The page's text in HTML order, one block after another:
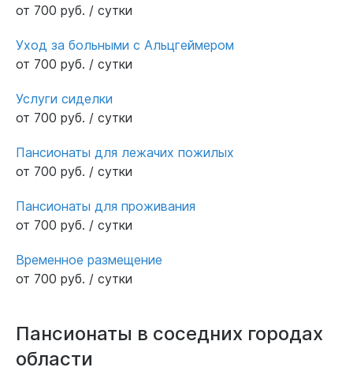
от 700 руб. / сутки
Уход за больными с Альцгеймером
от 700 руб. / сутки
Услуги сиделки
от 700 руб. / сутки
Пансионаты для лежачих пожилых
от 700 руб. / сутки
Пансионаты для проживания
от 700 руб. / сутки
Временное размещение
от 700 руб. / сутки
Пансионаты в соседних городах
области